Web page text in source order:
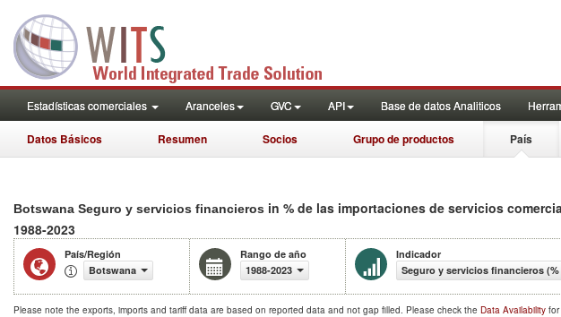
Estadísticas comerciales Aranceles GVC API Base de datos Analiticos
Datos Básicos Resumen Socios Grupo de productos País
Botswana Seguro y servicios financieros in % de las importaciones de servicios
1988-2023
País/Región
Botswana
Rango de año
1988-2023
Indicador
Seguro y servicios financieros
Please note the exports, imports and tariff data are based on reported data and not gap filled. Please check the Data Availability